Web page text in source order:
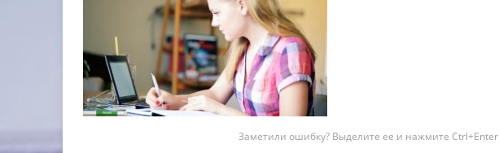
Заметили ошибку? Выделите ее и нажмите Ctrl+Enter